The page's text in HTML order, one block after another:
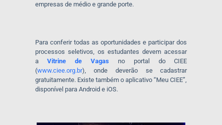
empresas de médio e grande porte.
Para conferir todas as oportunidades e participar dos
processos seletivos, os estudantes devem acessar
aVitrine de Vagas no portal do CIEE
(www.ciee.org.br), onde deverão se cadastrar
gratuitamente. Existe também o aplicativo “Meu CIEE”,
disponível para Android e iOS.